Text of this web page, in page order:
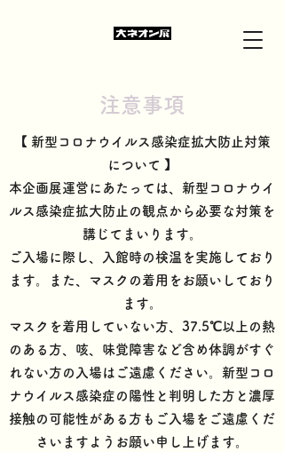
​注意事項
【 新型コロナウイルス感染症拡大防止対策
について 】
本企画展運営にあたっては、新型コロナウイ
ルス感染症拡大防止の観点から必要な対策を
講じてまいります。
ご入場に際し、入館時の検温を実施しており
ます。また、マスクの着用をお願いしており
ます。
マスクを着用していない方、37.5℃以上の熱
のある方、咳、味覚障害など含め体調がすぐ
れない方の入場はご遠慮ください。新型コロ
ナウイルス感染症の陽性と判明した方と濃厚
接触の可能性がある方もご入場をご遠慮くだ
さいますようお願い申し上げます。